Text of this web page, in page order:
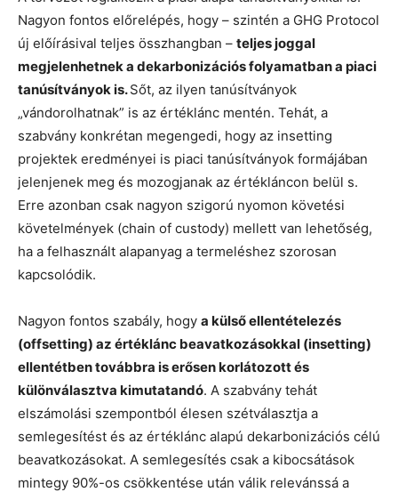
Nagyon fontos előrelépés, hogy – szintén a GHG Protocol
új előírásival teljes összhangban – teljes joggal
megjelenhetnek a dekarbonizációs folyamatban a piaci
tanúsítványok is.Sőt, az ilyen tanúsítványok
„vándorolhatnak” is az értéklánc mentén. Tehát, a
szabvány konkrétan megengedi, hogy az insetting
projektek eredményei is piaci tanúsítványok formájában
jelenjenek meg és mozogjanak az értékláncon belül s.
Erre azonban csak nagyon szigorú nyomon követési
követelmények (chain of custody) mellett van lehetőség,
ha a felhasznált alapanyag a termeléshez szorosan
kapcsolódik.
Nagyon fontos szabály, hogy a külső ellentételezés
(offsetting) az értéklánc beavatkozásokkal (insetting)
ellentétben továbbra is erősen korlátozott és
különválasztva kimutatandó. A szabvány tehát
elszámolási szempontból élesen szétválasztja a
semlegesítést és az értéklánc alapú dekarbonizációs célú
beavatkozásokat. A semlegesítés csak a kibocsátások
mintegy 90%-os csökkentése után válik relevánssá a